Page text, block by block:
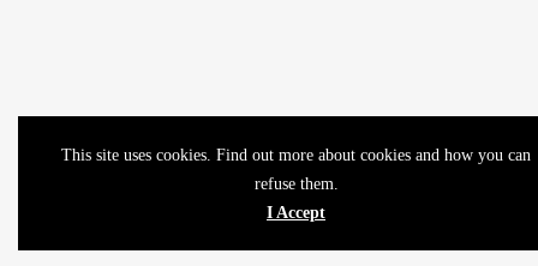
This site uses cookies. Find out more about cookies and how you can
refuse them.
I Accept